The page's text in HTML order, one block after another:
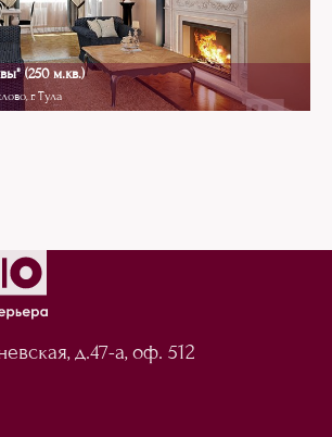
(250 м.кв.)
г. Тула
д.47-а, оф. 512